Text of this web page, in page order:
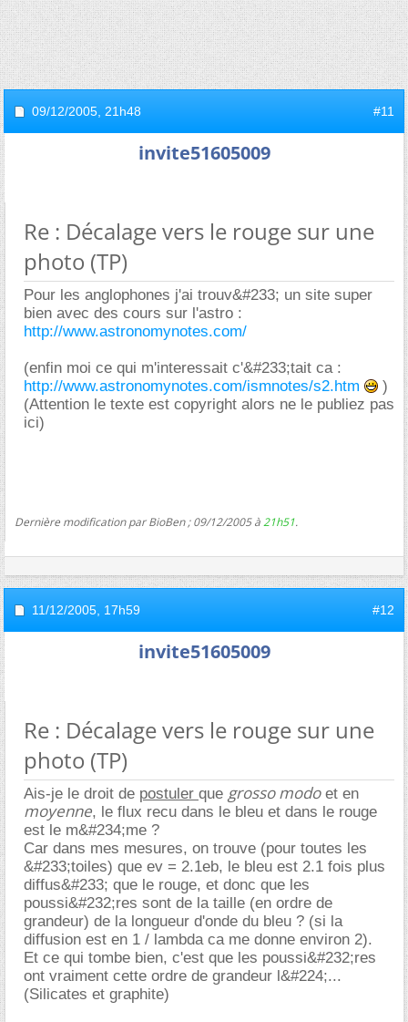
09/12/2005, 21h48 #11
invite51605009
Re : Décalage vers le rouge sur une
photo (TP)
Pour les anglophones j'ai trouv&#233; un site super
bien avec des cours sur l'astro :
http://www.astronomynotes.com/
(enfin moi ce qui m'interessait c'&#233;tait ca :
http://www.astronomynotes.com/ismnotes/s2.htm
)
(Attention le texte est copyright alors ne le publiez pas
ici)
Dernière modification par BioBen ; 09/12/2005 à21h51.
11/12/2005, 17h59 #12
invite51605009
Re : Décalage vers le rouge sur une
photo (TP)
Ais-je le droit de postuler que grosso modoet en
moyenne, le flux recu dans le bleu et dans le rouge
est le m&#234;me ?
Car dans mes mesures, on trouve (pour toutes les
&#233;toiles) que ev = 2.1eb, le bleu est 2.1 fois plus
diffus&#233; que le rouge, et donc que les
poussi&#232;res sont de la taille (en ordre de
grandeur) de la longueur d'onde du bleu ? (si la
diffusion est en 1 / lambda ca me donne environ 2).
Et ce qui tombe bien, c'est que les poussi&#232;res
ont vraiment cette ordre de grandeur l&#224;...
(Silicates et graphite)